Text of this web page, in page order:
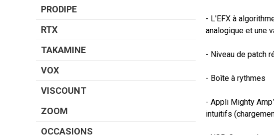
PRODIPE
RTX
TAKAMINE
VOX
VISCOUNT
ZOOM
OCCASIONS
- L'EFX à
analogique et une
- Niveau de patch
- Boîte à rythmes
- Appli Mighty
intuitifs